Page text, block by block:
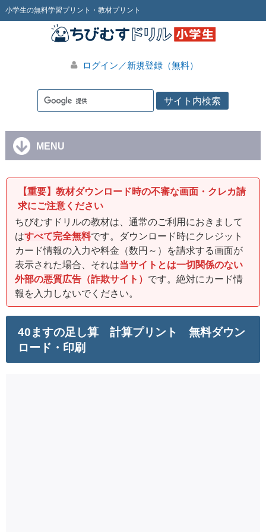
小学生の無料学習プリント・教材プリント
ログイン／新規登録（無料）
MENU
【重要】教材ダウンロード時の不審な画面・クレカ請
求にご注意ください
ちびむすドリルの教材は、通常のご利用におきまして
はすべて完全無料です。ダウンロード時にクレジット
カード情報の入力や料金（数円～）を請求する画面が
表示された場合、それは当サイトとは一切関係のない
外部の悪質広告（詐欺サイト） です。絶対にカード情
報を入力しないでください。
40ますの足し算 計算プリント 無料ダウン
ロード・印刷